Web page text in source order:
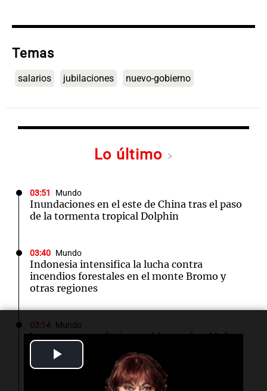
Video
Temas
salarios jubilaciones nuevo-gobierno
Lo último
03:51 Mundo
Inundaciones en el este de China tras el paso
de la tormenta tropical Dolphin
03:40 Mundo
Indonesia intensifica la lucha contra
incendios forestales en el monte Bromo y
otras regiones
03:14 Mundo
Las nuevas regulaciones chinas sobre IA de
compañía generan descontento entre los
usuarios